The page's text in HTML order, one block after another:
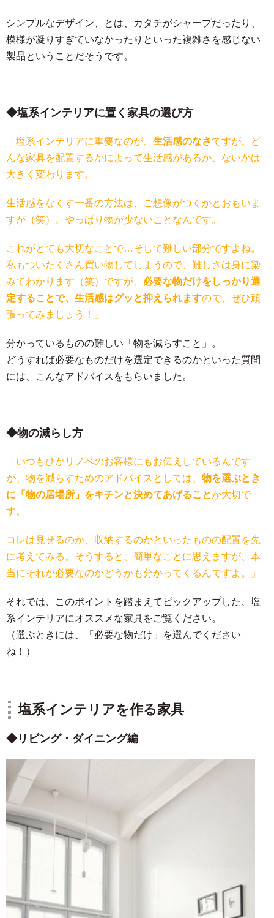
シンプルなデザイン、とは、カタチがシャープだったり、
模様が凝りすぎていなかったりといった複雑さを感じない
製品ということだそうです。
塩系インテリアに置く家具の選び方
「塩系インテリアに重要なのが、 生活感のなさですが、ど
んな家具を配置するかによって生活感があるか、ないかは
大きく変わります。
生活感をなくす一番の方法は、ご想像がつくかとおもいま
すが（笑）、やっぱり物が少ないことなんです。
これがとても大切なことで…そして難しい部分ですよね。
私もついたくさん買い物してしまうので、難しさは身に染
みてわかります（笑）ですが、 必要な物だけをしっかり選
定することで、生活感はグッと抑えられますので、ぜひ頑
張ってみましょう！」
分かっているものの難しい「物を減らすこと」。
どうすれば必要なものだけを選定できるのかといった質問
には、こんなアドバイスをもらいました。
物の減らし方
「いつもひかリノベのお客様にもお伝えしているんです
が、物を減らすためのアドバイスとしては、 物を選ぶとき
に「物の居場所」をキチンと決めてあげることが大切で
す。
コレは見せるのか、収納するのかといったものの配置を先
に考えてみる。そうすると、簡単なことに思えますが、本
当にそれが必要なのかどうかも分かってくるんですよ。」
それでは、このポイントを踏まえてピックアップした、塩
系インテリアにオススメな家具をご覧ください。
（選ぶときには、「必要な物だけ」を選んでください
ね！）
塩系インテリアを作る家具
リビング・ダイニング編